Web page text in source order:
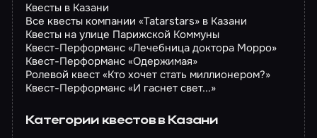
Квесты в Казани
Все квесты компании «Tatarstars» в Казани
Квесты на улице Парижской Коммуны
Квест-Перформанс «Лечебница доктора Морро»
Квест-Перформанс «Одержимая»
Ролевой квест «Кто хочет стать миллионером?»
Квест-Перформанс «И гаснет свет...»
Категории квестов в Казани